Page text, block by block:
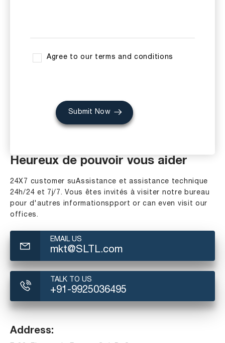
Agree to our terms and conditions
Submit Now
Heureux de pouvoir vous aider
24X7 customer suAssistance et assistance technique
24h/24 et 7j/7. Vous êtes invités à visiter notre bureau
pour d'autres informationspport or can even visit our
offices.
EMAIL US
mkt@SLTL.com
TALK TO US
+91-9925036495
Address: